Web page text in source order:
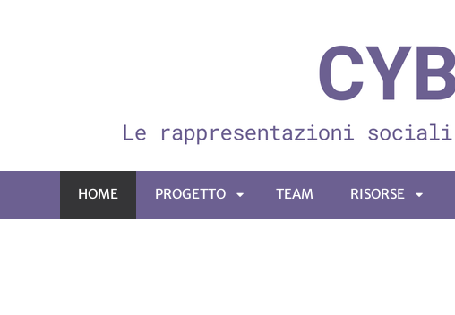
HOME PROGETTO TEAM RISORSE